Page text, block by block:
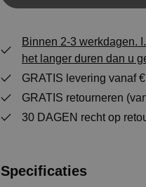
Binnen 2-3 werkdagen.
het langer duren dan u
GRATIS levering vanaf
GRATIS retourneren
30 DAGEN recht op
Specificaties